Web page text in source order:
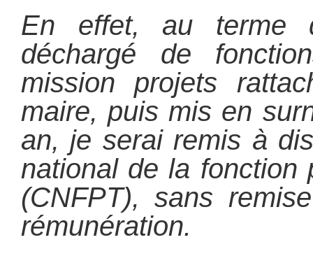
En effet, au terme
déchargé de
mission projets
maire, puis mis en
an, je serai remis à
national de la fonction
(CNFPT), sans
rémunération.